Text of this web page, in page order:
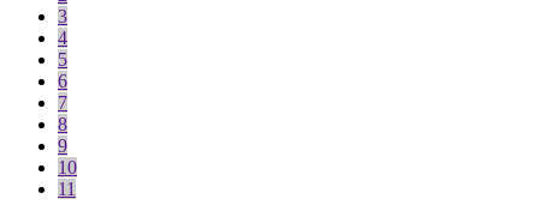
3
4
5
6
7
8
9
10
11